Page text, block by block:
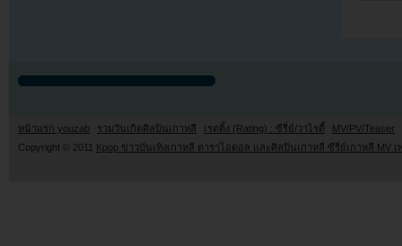
หน้าแรก youzab รวมวันเกิดศิลปินเกาหลี เรตติ้ง (Rating) : ซีรี่ย์/วาไรตี้
MV/PV/Teaser
Copyright © 2011
Kpop ข่าวบันเทิงเกาหลี ดาราไอดอล และศิลปินเกาหลี ซีรี่ย์เกาหลี MV